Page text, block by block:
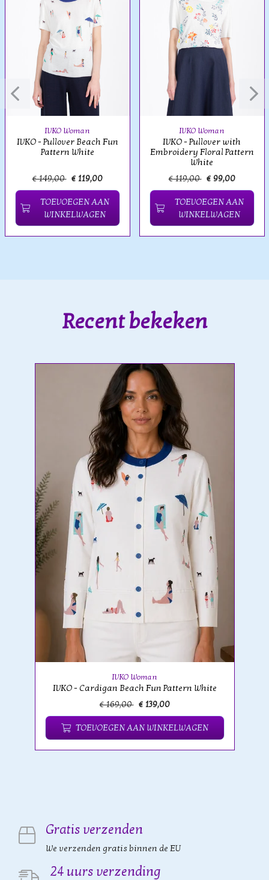
IVKO Woman
IVKO - Pullover Beach Fun
Pattern White
€ 149,00 € 119,00
TOEVOEGEN AAN
WINKELWAGEN
IVKO Woman
IVKO - Pullover with
Embroidery Floral Pattern
White
€ 119,00 € 99,00
TOEVOEGEN AAN
WINKELWAGEN
Recent bekeken
IVKO Woman
IVKO - Cardigan Beach Fun Pattern White
€ 169,00 € 139,00
TOEVOEGEN AAN WINKELWAGEN
Gratis verzenden
We verzenden gratis binnen de EU
24 uurs verzending